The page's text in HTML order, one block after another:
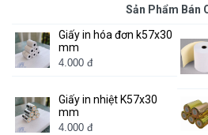
Sản Phẩm Bán
Giấy in hóa đơn k57x30
mm
4.000 đ
Giấy in nhiệt K57x30
mm
4.000 đ